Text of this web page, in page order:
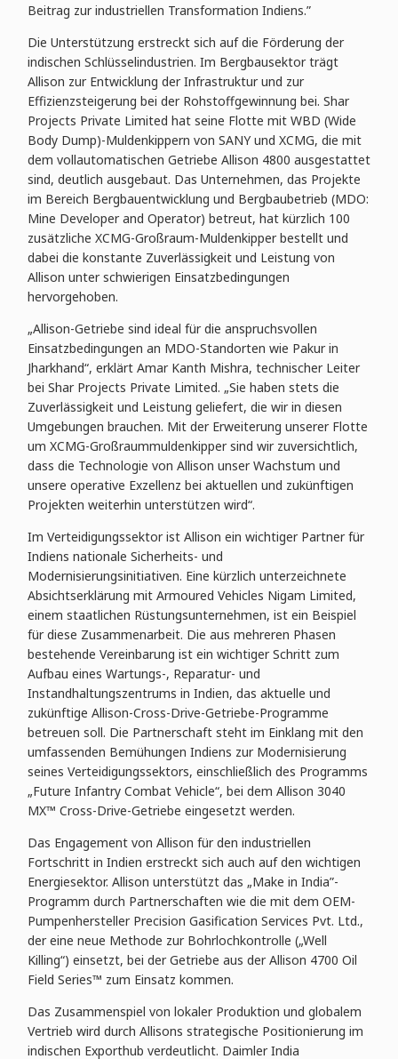
Beitrag zur industriellen Transformation Indiens.”
Die Unterstützung erstreckt sich auf die Förderung der
indischen Schlüsselindustrien. Im Bergbausektor trägt
Allison zur Entwicklung der Infrastruktur und zur
Effizienzsteigerung bei der Rohstoffgewinnung bei. Shar
Projects Private Limited hat seine Flotte mit WBD (Wide
Body Dump)-Muldenkippern von SANY und XCMG, die mit
dem vollautomatischen Getriebe Allison 4800 ausgestattet
sind, deutlich ausgebaut. Das Unternehmen, das Projekte
im Bereich Bergbauentwicklung und Bergbaubetrieb (MDO:
Mine Developer and Operator) betreut, hat kürzlich 100
zusätzliche XCMG-Großraum-Muldenkipper bestellt und
dabei die konstante Zuverlässigkeit und Leistung von
Allison unter schwierigen Einsatzbedingungen
hervorgehoben.
„Allison-Getriebe sind ideal für die anspruchsvollen
Einsatzbedingungen an MDO-Standorten wie Pakur in
Jharkhand“, erklärt Amar Kanth Mishra, technischer Leiter
bei Shar Projects Private Limited. „Sie haben stets die
Zuverlässigkeit und Leistung geliefert, die wir in diesen
Umgebungen brauchen. Mit der Erweiterung unserer Flotte
um XCMG-Großraummuldenkipper sind wir zuversichtlich,
dass die Technologie von Allison unser Wachstum und
unsere operative Exzellenz bei aktuellen und zukünftigen
Projekten weiterhin unterstützen wird“.
Im Verteidigungssektor ist Allison ein wichtiger Partner für
Indiens nationale Sicherheits- und
Modernisierungsinitiativen. Eine kürzlich unterzeichnete
Absichtserklärung mit Armoured Vehicles Nigam Limited,
einem staatlichen Rüstungsunternehmen, ist ein Beispiel
für diese Zusammenarbeit. Die aus mehreren Phasen
bestehende Vereinbarung ist ein wichtiger Schritt zum
Aufbau eines Wartungs-, Reparatur- und
Instandhaltungszentrums in Indien, das aktuelle und
zukünftige Allison-Cross-Drive-Getriebe-Programme
betreuen soll. Die Partnerschaft steht im Einklang mit den
umfassenden Bemühungen Indiens zur Modernisierung
seines Verteidigungssektors, einschließlich des Programms
„Future Infantry Combat Vehicle“, bei dem Allison 3040
MX™ Cross-Drive-Getriebe eingesetzt werden.
Das Engagement von Allison für den industriellen
Fortschritt in Indien erstreckt sich auch auf den wichtigen
Energiesektor. Allison unterstützt das „Make in India”-
Programm durch Partnerschaften wie die mit dem OEM-
Pumpenhersteller Precision Gasification Services Pvt. Ltd.,
der eine neue Methode zur Bohrlochkontrolle („Well
Killing“) einsetzt, bei der Getriebe aus der Allison 4700 Oil
Field Series™ zum Einsatz kommen.
Das Zusammenspiel von lokaler Produktion und globalem
Vertrieb wird durch Allisons strategische Positionierung im
indischen Exporthub verdeutlicht. Daimler India